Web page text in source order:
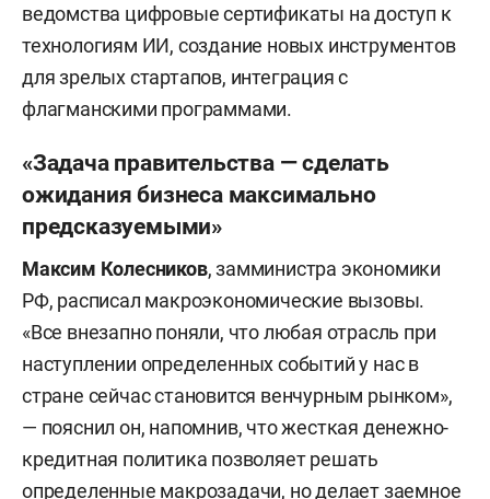
ведомства цифровые сертификаты на доступ к
технологиям ИИ, создание новых инструментов
для зрелых стартапов, интеграция с
флагманскими программами.
«Задача правительства — сделать
ожидания бизнеса максимально
предсказуемыми»
Максим Колесников, замминистра экономики
РФ, расписал макроэкономические вызовы.
«Все внезапно поняли, что любая отрасль при
наступлении определенных событий у нас в
стране сейчас становится венчурным рынком»,
— пояснил он, напомнив, что жесткая денежно-
кредитная политика позволяет решать
определенные макрозадачи, но делает заемное